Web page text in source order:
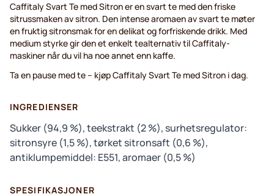
Caffitaly Svart Te med Sitron er en svart te med den friske
sitrussmaken av sitron. Den intense aromaen av svart te møter
en fruktig sitronsmak for en delikat og forfriskende drikk. Med
medium styrke gir den et enkelt tealternativ til Caffitaly-
maskiner når du vil ha noe annet enn kaffe.
Ta en pause med te – kjøp Caffitaly Svart Te med Sitron i dag.
INGREDIENSER
Sukker (94,9 %), teekstrakt (2 %), surhetsregulator:
sitronsyre (1,5 %), tørket sitronsaft (0,6 %),
antiklumpemiddel: E551, aromaer (0,5 %)
SPESIFIKASJONER